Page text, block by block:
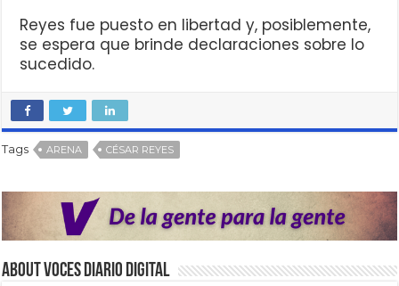
Reyes fue puesto en libertad y, posiblemente,
se espera que brinde declaraciones sobre lo
sucedido.
Tags ARENA CÉSAR REYES
About VOCES Diario digital